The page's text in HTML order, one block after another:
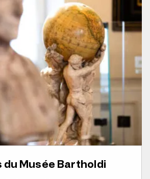
du Musée Bartholdi